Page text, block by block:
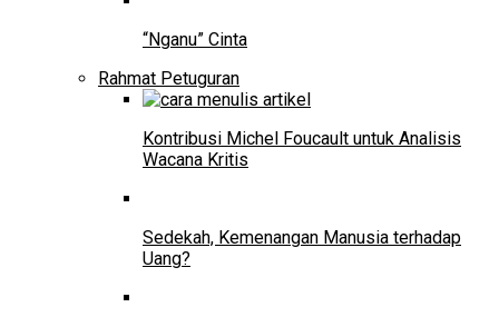
“Nganu” Cinta
Rahmat Petuguran
Kontribusi Michel Foucault untuk Analisis
Wacana Kritis
Sedekah, Kemenangan Manusia terhadap
Uang?